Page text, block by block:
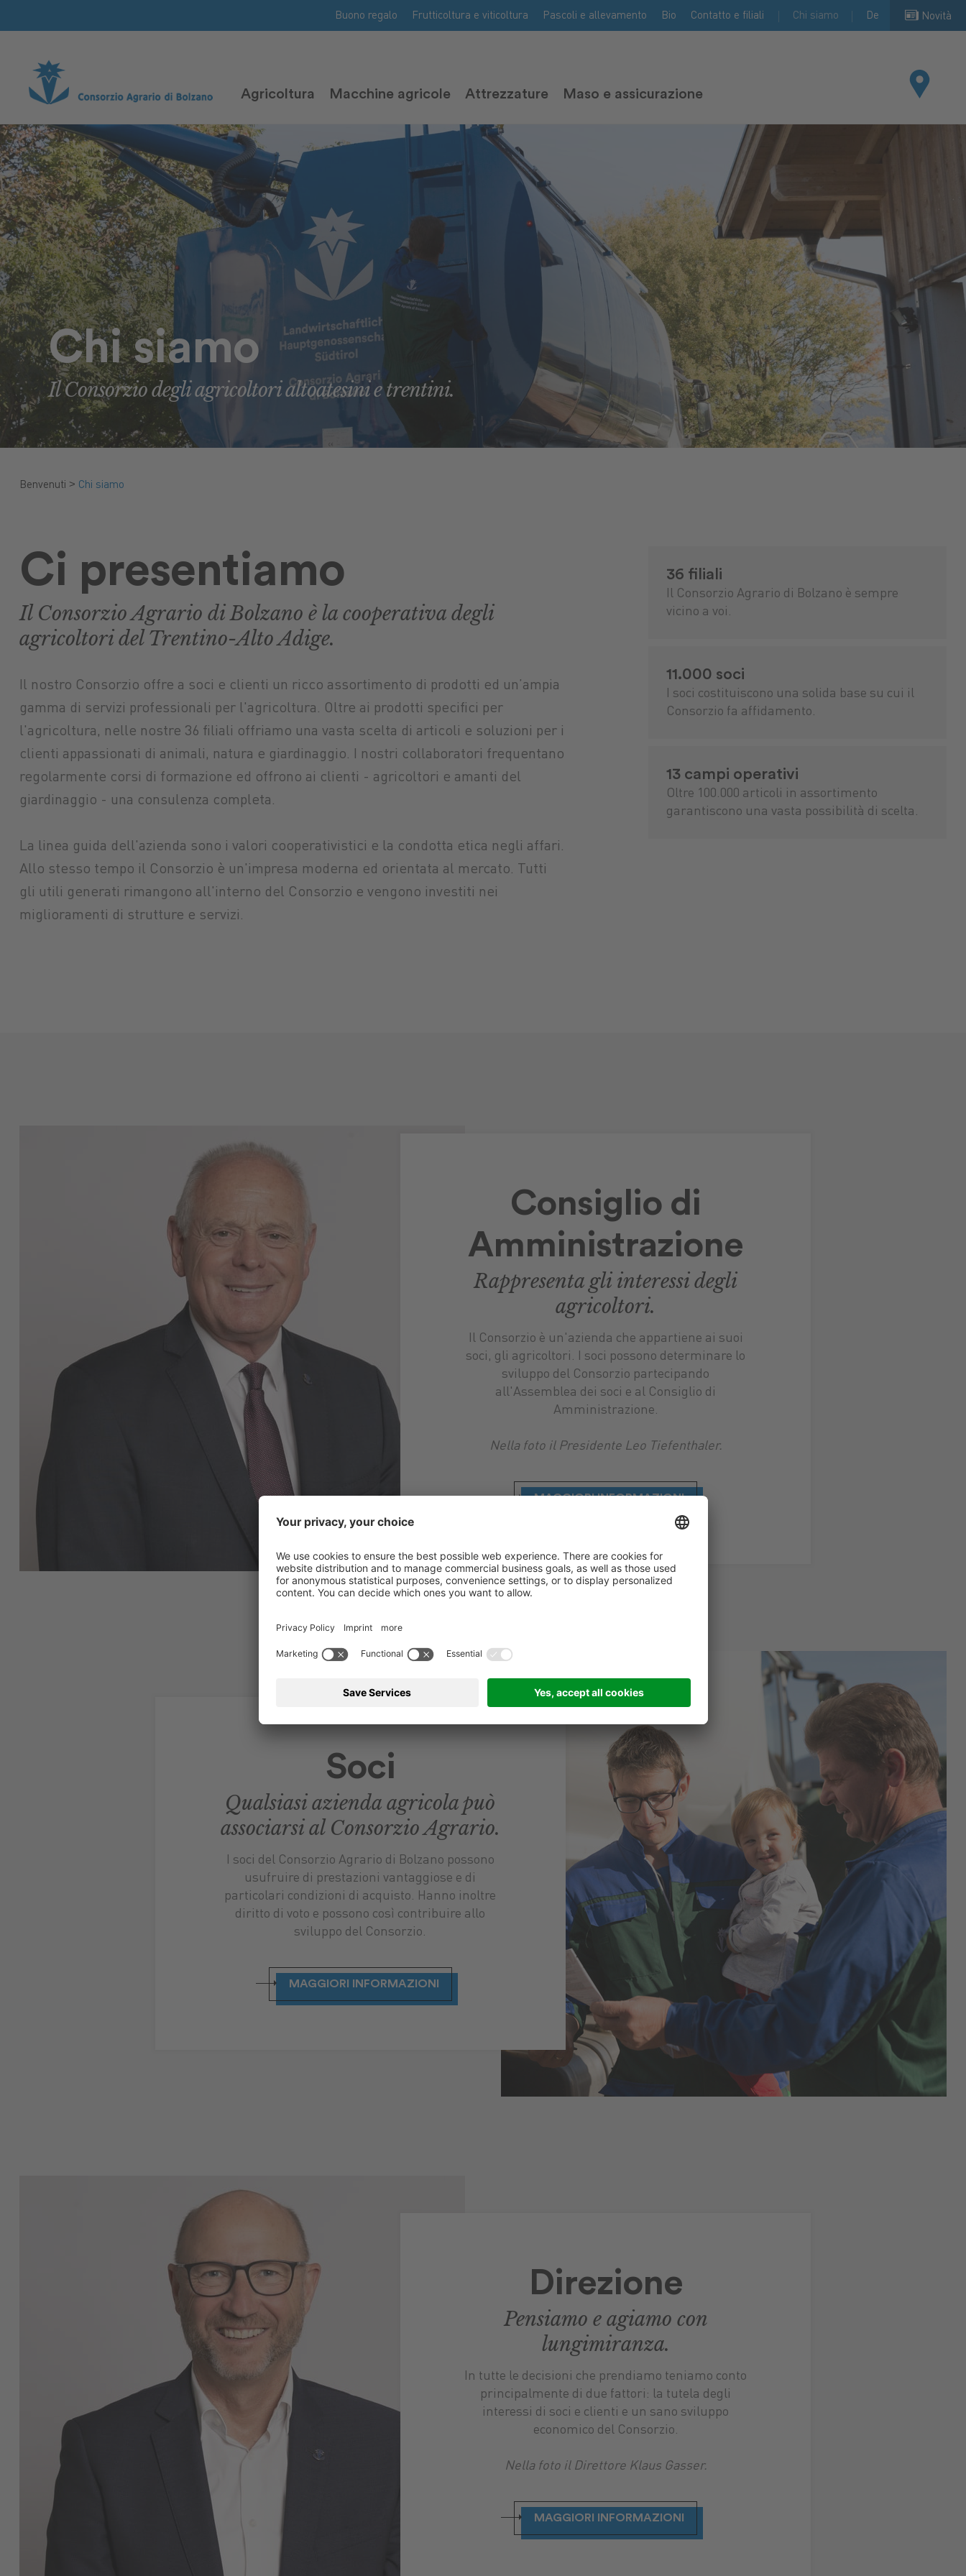
Buono regalo Frutticoltura e viticoltura Pascoli e allevamento Bio Contatto e filiali Chi siamo De Novità
Agricoltura Macchine agricole Attrezzature Maso e assicurazione
Chi siamo
Il Consorzio degli agricoltori altoatesini e trentini.
Benvenuti > Chi siamo
Ci presentiamo
Il Consorzio Agrario di Bolzano è la cooperativa degli
agricoltori del Trentino-Alto Adige.
Il nostro Consorzio offre a soci e clienti un ricco assortimento di prodotti ed un’ampia
gamma di servizi professionali per l'agricoltura. Oltre ai prodotti specifici per
l'agricoltura, nelle nostre 36 filiali offriamo una vasta scelta di articoli e soluzioni per i
clienti appassionati di animali, natura e giardinaggio. I nostri collaboratori frequentano
regolarmente corsi di formazione ed offrono ai clienti - agricoltori e amanti del
giardinaggio - una consulenza completa.
La linea guida dell'azienda sono i valori cooperativistici e la condotta etica negli affari.
Allo stesso tempo il Consorzio è un'impresa moderna ed orientata al mercato. Tutti
gli utili generati rimangono all'interno del Consorzio e vengono investiti nei
miglioramenti di strutture e servizi.
36 filiali
Il Consorzio Agrario di Bolzano è sempre
vicino a voi.
11.000 soci
I soci costituiscono una solida base su cui il
Consorzio fa affidamento.
13 campi operativi
Oltre 100.000 articoli in assortimento
garantiscono una vasta possibilità di scelta.
Consiglio di
Amministrazione
Rappresenta gli interessi degli
agricoltori.
Il Consorzio è un'azienda che appartiene ai suoi
soci, gli agricoltori. I soci possono determinare lo
sviluppo del Consorzio partecipando
all'Assemblea dei soci e al Consiglio di
Amministrazione.
Nella foto il Presidente Leo Tiefenthaler.
MAGGIORI INFORMAZIONI
Soci
Qualsiasi azienda agricola può
associarsi al Consorzio Agrario.
I soci del Consorzio Agrario di Bolzano possono
usufruire di prestazioni vantaggiose e di
particolari condizioni di acquisto. Hanno inoltre
diritto di voto e possono così contribuire allo
sviluppo del Consorzio.
MAGGIORI INFORMAZIONI
Direzione
Pensiamo e agiamo con
lungimiranza.
In tutte le decisioni che prendiamo teniamo conto
principalmente di due fattori: la tutela degli
interessi di soci e clienti e un sano sviluppo
economico del Consorzio.
Nella foto il Direttore Klaus Gasser.
MAGGIORI INFORMAZIONI